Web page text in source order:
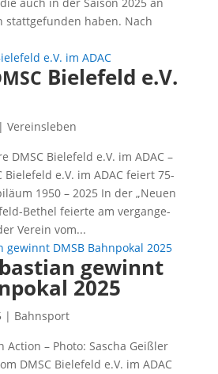
statt­ge­fun­den haben. Nach
Bielefeld e.V.
| Vereinsleben
DMSC Bie­le­feld e.V. im ADAC –
Bie­le­feld e.V. im ADAC fei­ert 75-
1950 – 2025 In der „Neu­en
Bethel fei­er­te am ver­gan­ge­
Ver­ein vom...
gewinnt
2025
| Bahnsport
Action – Pho­to: Sascha Geißler
DMSC Bie­le­feld e.V. im ADAC